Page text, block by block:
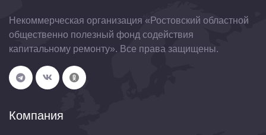
Некоммерческая организация «Ростовский областной
общественно полезный фонд содействия
капитальному ремонту». Все права защищены.
Компания